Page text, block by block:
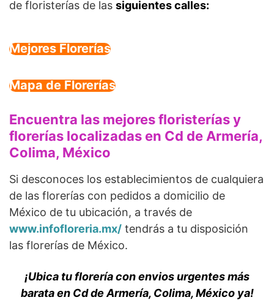
de floristerías de las siguientes calles:
Mejores Florerías
Mapa de Florerías
Encuentra las mejores floristerías y
florerías localizadas en Cd de Armería,
Colima, México
Si desconoces los establecimientos de cualquiera
de las florerías con pedidos a domicilio de
México de tu ubicación, a través de
www.infofloreria.mx/ tendrás a tu disposición
las florerías de México.
¡Ubica tu florería con envios urgentes más
barata en Cd de Armería, Colima, México ya!